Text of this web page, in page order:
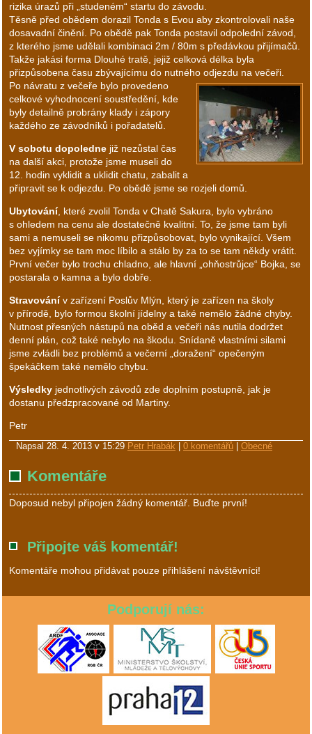
rizika úrazů při „studeném“ startu do závodu.
Těsně před obědem dorazil Tonda s Evou aby zkontrolovali naše
dosavadní činění. Po obědě pak Tonda postavil odpolední závod,
z kterého jsme udělali kombinaci 2m / 80m s předávkou přijímačů.
Takže jakási forma Dlouhé tratě, jejiž celková délka byla
přizpůsobena času zbývajícímu do nutného odjezdu na večeři.
Po návratu z večeře bylo provedeno
celkové vyhodnocení soustředění, kde
byly detailně probrány klady i zápory
každého ze závodníků i pořadatelů.
V sobotu dopoledne již nezůstal čas
na další akci, protože jsme museli do
12. hodin vyklidit a uklidit chatu, zabalit a
připravit se k odjezdu. Po obědě jsme se rozjeli domů.
Ubytování, které zvolil Tonda v Chatě Sakura, bylo vybráno
s ohledem na cenu ale dostatečně kvalitní. To, že jsme tam byli
sami a nemuseli se nikomu přizpůsobovat, bylo vynikající. Všem
bez vyjímky se tam moc líbilo a stálo by za to se tam někdy vrátit.
První večer bylo trochu chladno, ale hlavní „ohňostrůjce“ Bojka, se
postarala o kamna a bylo dobře.
Stravovánív zařízení Poslův Mlýn, který je zařízen na školy
v přírodě, bylo formou školní jídelny a také nemělo žádné chyby.
Nutnost přesných nástupů na oběd a večeři nás nutila dodržet
denní plán, což také nebylo na škodu. Snídaně vlastními silami
jsme zvládli bez problémů a večerní „doražení“ opečeným
špekáčkem také nemělo chybu.
Výsledky jednotlivých závodů zde doplním postupně, jak je
dostanu předzpracované od Martiny.
Petr
Napsal 28. 4. 2013 v 15:29 Petr Hrabák 0 komentářů Obecné
Komentáře
Doposud nebyl připojen žádný komentář. Buďte první!
Připojte váš komentář!
Komentáře mohou přidávat pouze přihlášení návštěvníci!
Podporují nás: